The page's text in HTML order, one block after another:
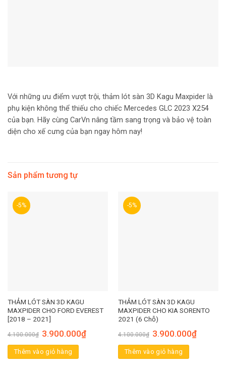
Với những ưu điểm vượt trội, thảm lót sàn 3D Kagu Maxpider là
phụ kiện không thể thiếu cho chiếc Mercedes GLC 2023 X254
của bạn. Hãy cùng CarVn nâng tầm sang trọng và bảo vệ toàn
diện cho xế cưng của bạn ngay hôm nay!
Sản phẩm tương tự
-5%
THẢM LÓT SÀN 3D KAGU
MAXPIDER CHO FORD EVEREST
[2018 – 2021]
4.100.000₫ 3.900.000₫
Thêm vào giỏ hàng
-5%
THẢM LÓT SÀN 3D KAGU
MAXPIDER CHO KIA SORENTO
2021 (6 Chỗ)
4.100.000₫ 3.900.000₫
Thêm vào giỏ hàng